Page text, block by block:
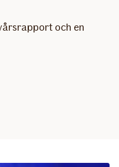
och en